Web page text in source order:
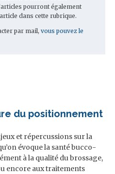
pourront également
dans cette rubrique.
par mail, vous pouvez le
du positionnement
et répercussions sur la
évoque la santé bucco-
à la qualité du brossage,
encore aux traitements